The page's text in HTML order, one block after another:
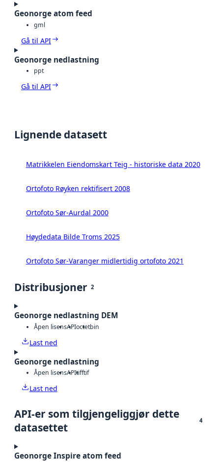
Geonorge atom feed
gml
Gå til API
Geonorge nedlastning
ppt
Gå til API
Lignende datasett
Matrikkelen Eiendomskart Teig - historiske data 2020
Ortofoto Røyken rektifisert 2008
Ortofoto Sør-Aurdal 2000
Høydedata Bilde Troms 2025
Ortofoto Sør-Varanger midlertidig ortofoto 2021
Distribusjoner 2
Geonorge nedlastning DEM
Åpen lisensAPIoctetbin
Last ned
Geonorge nedlastning
Åpen lisensAPItifftif
Last ned
API-er som tilgjengeliggjør dette
datasettet
4
Geonorge Inspire atom feed